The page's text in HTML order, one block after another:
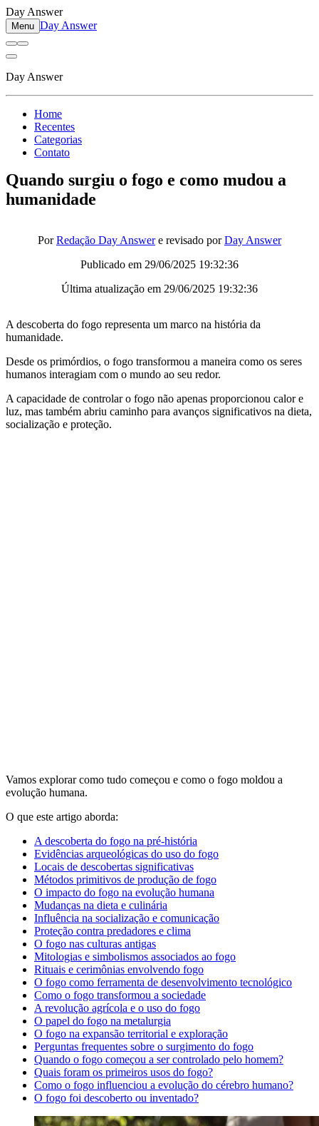
Day Answer
Menu Day Answer
Day Answer
Home
Recentes
Categorias
Contato
Quando surgiu o fogo e como mudou a
humanidade
PorRedação Day Answere revisado porDay Answer
Publicado em 29/06/2025 19:32:36
Última atualização em 29/06/2025 19:32:36
A descoberta do fogo representa um marco na história da
humanidade.
Desde os primórdios, o fogo transformou a maneira como os seres
humanos interagiam com o mundo ao seu redor.
A capacidade de controlar o fogo não apenas proporcionou calor e
luz, mas também abriu caminho para avanços significativos na dieta,
socialização e proteção.
Vamos explorar como tudo começou e como o fogo moldou a
evolução humana.
O que este artigo aborda:
A descoberta do fogo na pré-história
Evidências arqueológicas do uso do fogo
Locais de descobertas significativas
Métodos primitivos de produção de fogo
O impacto do fogo na evolução humana
Mudanças na dieta e culinária
Influência na socialização e comunicação
Proteção contra predadores e clima
O fogo nas culturas antigas
Mitologias e simbolismos associados ao fogo
Rituais e cerimônias envolvendo fogo
O fogo como ferramenta de desenvolvimento tecnológico
Como o fogo transformou a sociedade
A revolução agrícola e o uso do fogo
O papel do fogo na metalurgia
O fogo na expansão territorial e exploração
Perguntas frequentes sobre o surgimento do fogo
Quando o fogo começou a ser controlado pelo homem?
Quais foram os primeiros usos do fogo?
Como o fogo influenciou a evolução do cérebro humano?
O fogo foi descoberto ou inventado?